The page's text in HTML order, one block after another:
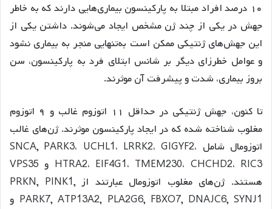
۱۰ درصد افراد مبتلا به پارکینسون بیماری‌هایی دارند که به خاطر
جهش در یکی از چند ژن مشخص ایجاد می‌شوند. داشتن یکی از
این جهش‌های ژنتیکی ممکن است به‌تنهایی منجر به بیماری نشود
و عوامل خطرزای دیگر بر شانس ابتلای فرد به پارکینسون، سن
بروز بیماری، شدت و پیشرفت آن موثرند.
تا کنون، جهش ژنتیکی در حداقل ۱۱ اتوزوم غالب و ۹ اتوزوم
مغلوب شناخته شده که در ایجاد پارکینسون موثرند. ژن‌های غالب
اتوزومال شامل SNCA, PARK3، UCHL1، LRRK2، GIGYF2،
HTRA2، EIF4G1، TMEM230، CHCHD2، RIC3 و VPS35
هستند. ژن‌های مغلوب اتوزومال عبارتند از PRKN, PINK1,
PARK7, ATP13A2, PLA2G6, FBXO7, DNAJC6, SYNJ1 و